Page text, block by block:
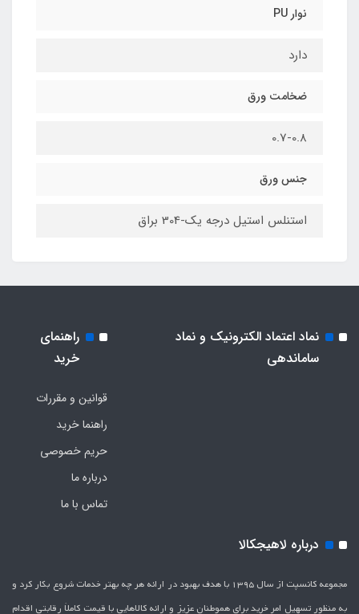
نوار PU
دارد
ضخامت ورق
0.7-0.8
جنس ورق
استنلس استیل درجه یک-304 براق
نماد اعتماد الکترونیک و نماد
ساماندهی
راهنمای
خرید
قوانین و مقررات
راهنما خرید
حریم خصوصی
درباره ما
تماس با ما
درباره لاهیجکالا
مجموعه کانسپت از سال 1395 با هدف بهبود در ارائه هر چه بهتر خدمات شروع بکار کرد و
به منظور تسهیل امر خرید برای هموطنان عزیز و ارائه کالاهایی با قیمت کاملاَ رقابتی اقدام